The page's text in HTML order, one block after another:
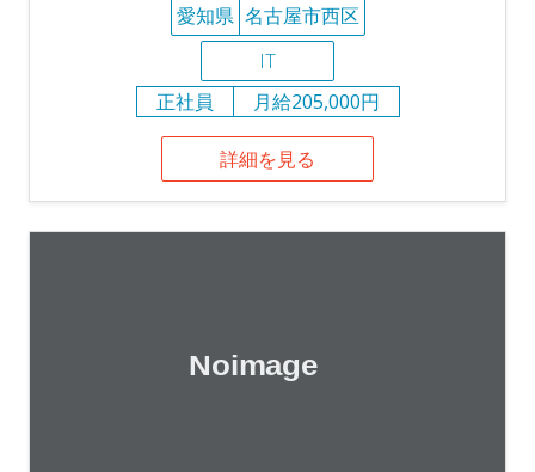
愛知県 名古屋市西区
IT
正社員
月給205,000円
詳細を見る